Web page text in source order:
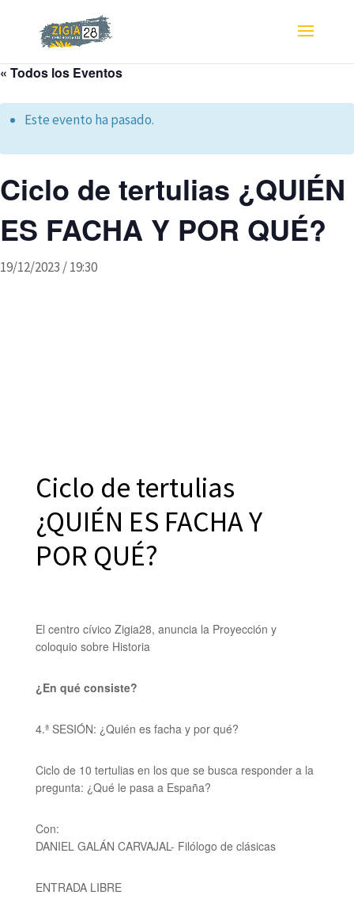
« Todos los Eventos
Este evento ha pasado.
Ciclo de tertulias ¿QUIÉN
ES FACHA Y POR QUÉ?
19/12/2023 / 19:30
Ciclo de tertulias
¿QUIÉN ES FACHA Y
POR QUÉ?
El centro cívico Zigia28, anuncia la Proyección y
coloquio sobre Historia
¿En qué consiste?
4.ª SESIÓN: ¿Quién es facha y por qué?
Ciclo de 10 tertulias en los que se busca responder a la
pregunta: ¿Qué le pasa a España?
Con:
DANIEL GALÁN CARVAJAL- Filólogo de clásicas
ENTRADA LIBRE